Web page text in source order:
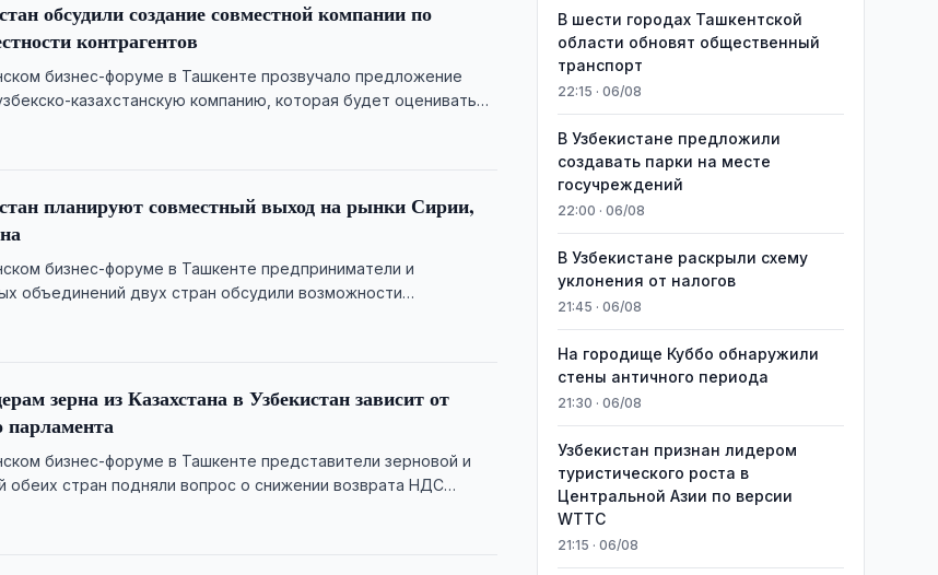
обсудили создание совместной компании по
контрагентов
бизнес-форуме в Ташкенте прозвучало предложение
казахстанскую компанию, которая будет оценивать
планируют совместный выход на рынки Сирии,
бизнес-форуме в Ташкенте предприниматели и
объединений двух стран обсудили возможности
зерна из Казахстана в Узбекистан зависит от
парламента
бизнес-форуме в Ташкенте представители зерновой и
обеих стран подняли вопрос о снижении возврата НДС
В шести городах Ташкентской
области обновят общественный
транспорт
22:15 · 06/08
В Узбекистане предложили
создавать парки на месте
госучреждений
22:00 · 06/08
В Узбекистане раскрыли схему
уклонения от налогов
21:45 · 06/08
На городище Куббо обнаружили
стены античного периода
21:30 · 06/08
Узбекистан признан лидером
туристического роста в
Центральной Азии по версии
WTTC
21:15 · 06/08